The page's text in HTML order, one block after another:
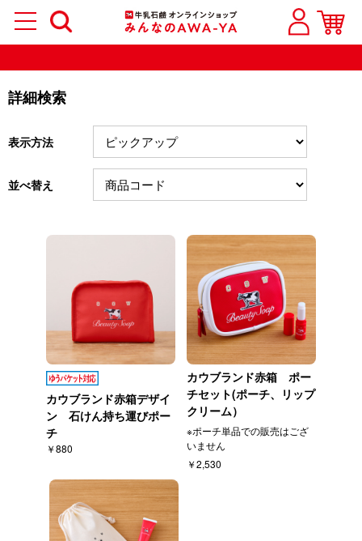
詳細検索
表示方法
並べ替え
カウブランド赤箱デザイ
ン 石けん持ち運びポー
チ
￥880
カウブランド赤箱 ポー
チセット(ポーチ、リップ
クリーム）
※ポーチ単品での販売はござ
いません
￥2,530